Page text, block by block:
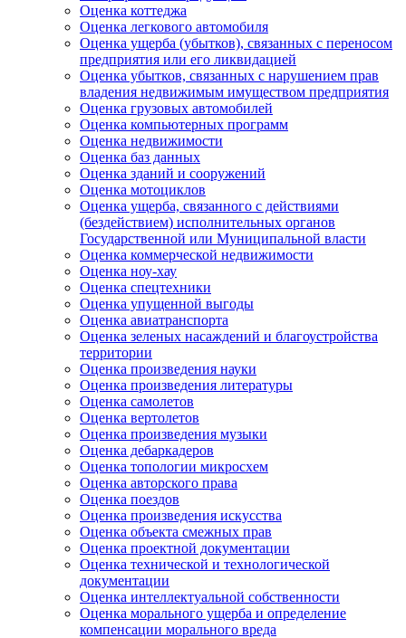
Оценка коттеджа
Оценка легкового автомобиля
Оценка ущерба (убытков), связанных с переносом
предприятия или его ликвидацией
Оценка убытков, связанных с нарушением прав
владения недвижимым имуществом предприятия
Оценка грузовых автомобилей
Оценка компьютерных программ
Оценка недвижимости
Оценка баз данных
Оценка зданий и сооружений
Оценка мотоциклов
Оценка ущерба, связанного с действиями
(бездействием) исполнительных органов
Государственной или Муниципальной власти
Оценка коммерческой недвижимости
Оценка ноу-хау
Оценка спецтехники
Оценка упущенной выгоды
Оценка авиатранспорта
Оценка зеленых насаждений и благоустройства
территории
Оценка произведения науки
Оценка произведения литературы
Оценка самолетов
Оценка вертолетов
Оценка произведения музыки
Оценка дебаркадеров
Оценка топологии микросхем
Оценка авторского права
Оценка поездов
Оценка произведения искусства
Оценка объекта смежных прав
Оценка проектной документации
Оценка технической и технологической
документации
Оценка интеллектуальной собственности
Оценка морального ущерба и определение
компенсации морального вреда